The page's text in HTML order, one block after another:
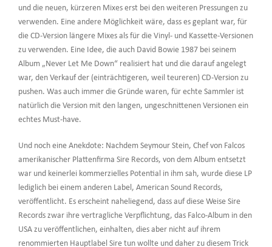
und die neuen, kürzeren Mixes erst bei den weiteren Pressungen zu
verwenden. Eine andere Möglichkeit wäre, dass es geplant war, für
die CD-Version längere Mixes als für die Vinyl- und Kassette-Versionen
zu verwenden. Eine Idee, die auch David Bowie 1987 bei seinem
Album „Never Let Me Down“ realisiert hat und die darauf angelegt
war, den Verkauf der (einträchtigeren, weil teureren) CD-Version zu
pushen. Was auch immer die Gründe waren, für echte Sammler ist
natürlich die Version mit den langen, ungeschnittenen Versionen ein
echtes Must-have.
Und noch eine Anekdote: Nachdem Seymour Stein, Chef von Falcos
amerikanischer Plattenfirma Sire Records, von dem Album entsetzt
war und keinerlei kommerzielles Potential in ihm sah, wurde diese LP
lediglich bei einem anderen Label, American Sound Records,
veröffentlicht. Es erscheint naheliegend, dass auf diese Weise Sire
Records zwar ihre vertragliche Verpflichtung, das Falco-Album in den
USA zu veröffentlichen, einhalten, dies aber nicht auf ihrem
renommierten Hauptlabel Sire tun wollte und daher zu diesem Trick